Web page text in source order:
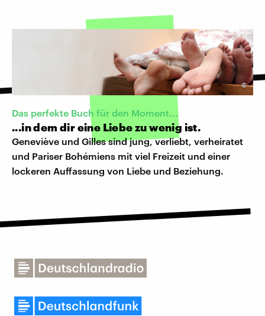
©
Das perfekte Buch für den Moment...
...in dem dir eine Liebe zu wenig ist.
Geneviève und Gilles sind jung, verliebt, verheiratet
und Pariser Bohémiens mit viel Freizeit und einer
lockeren Auffassung von Liebe und Beziehung.